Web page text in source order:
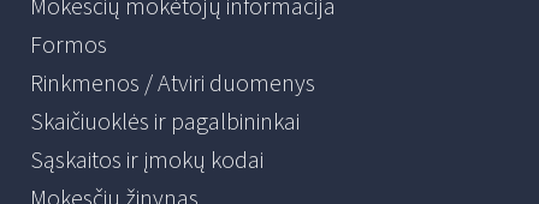
Mokesčių mokėtojų informacija
Formos
Rinkmenos / Atviri duomenys
Skaičiuoklės ir pagalbininkai
Sąskaitos ir įmokų kodai